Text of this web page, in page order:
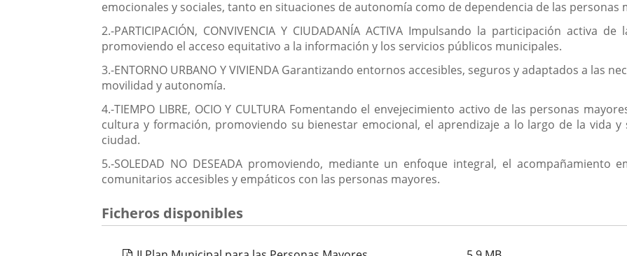
externa.emocionales y sociales, tanto en situaciones de autonomía como de dependencia de las personas
2.-PARTICIPACIÓN, CONVIVENCIA Y CIUDADANÍA ACTIVA Impulsando la participación
promoviendo el acceso equitativo a la información y los servicios públicos municipales.
3.-ENTORNO URBANO Y VIVIENDA Garantizando entornos accesibles, seguros y adaptados a las
movilidad y autonomía.
4.-TIEMPO LIBRE, OCIO Y CULTURA Fomentando el envejecimiento activo de las personas
cultura y formación, promoviendo su bienestar emocional, el aprendizaje a lo largo de la vida
ciudad.
5.-SOLEDAD NO DESEADA promoviendo, mediante un enfoque integral, el
comunitarios accesibles y empáticos con las personas mayores.
Ficheros disponibles